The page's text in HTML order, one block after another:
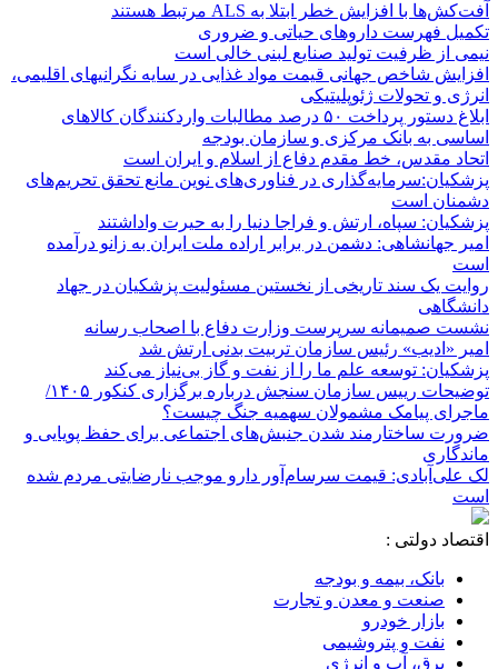
آفت‌کش‌ها با افزایش خطر ابتلا به ALS مرتبط هستند
تکمیل فهرست داروهای حیاتی و ضروری
نیمی از ظرفیت تولید صنایع لبنی خالی است
افزایش شاخص جهانی قیمت مواد غذایی در سایه نگرانیهای اقلیمی،
انرژی و تحولات ژئوپلیتیکی
ابلاغ دستور پرداخت ۵۰ درصد مطالبات واردکنندگان کالاهای
اساسی به بانک مرکزی و سازمان بودجه
اتحاد مقدس، خط مقدم دفاع از اسلام و ایران است
پزشکیان:سرمایه‌گذاری در فناوری‌های نوین مانع تحقق تحریم‌های
دشمنان است
پزشکیان: سپاه، ارتش و فراجا دنیا را به حیرت واداشتند
امیر جهانشاهی: دشمن در برابر اراده ملت ایران به زانو درآمده
است
روایت یک سند تاریخی از نخستین مسئولیت پزشکیان در جهاد
دانشگاهی
نشست صمیمانه سرپرست وزارت دفاع با اصحاب رسانه
امیر «ادیب» رئیس سازمان تربیت بدنی ارتش شد
پزشکیان: توسعه علم ما را از نفت و گاز بی‌نیاز می‌کند
توضیحات رییس سازمان سنجش درباره برگزاری کنکور ۱۴۰۵/
ماجرای پیامک مشمولان سهمیه جنگ چیست؟
ضرورت ساختارمند شدن جنبش‌های اجتماعی برای حفظ پویایی و
ماندگاری
لک علی‌آبادی: قیمت سرسام‌آور دارو موجب نارضایتی مردم شده
است
اقتصاد دولتی :
بانک، بیمه و بودجه
صنعت و معدن و تجارت
بازار خودرو
نفت و پتروشیمی
برق، آب و انرژی